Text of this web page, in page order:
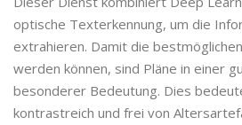
optische Texterkennung, um die
extrahieren. Damit die
werden können, sind Pläne in einer
besonderer Bedeutung. Dies
kontrastreich und frei von